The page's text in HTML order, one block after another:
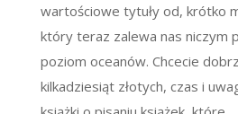
wartościowe tytuły od, krótko
który teraz zalewa nas niczym
poziom oceanów. Chcecie
kilkadziesiąt złotych, czas i